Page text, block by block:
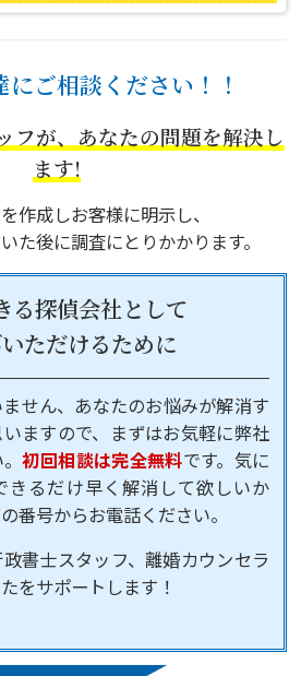
ご相談ください！！
フが、あなたの問題を解決し
ます!
作成しお客様に明示し、
た後に調査にとりかかります。
る探偵会社として
ただけるために
せん、あなたのお悩みが解消す
ますので、まずはお気軽に弊社
。初回相談は完全無料です。気に
きるだけ早く解消して欲しいか
番号からお電話ください。
書士スタッフ、離婚カウンセラ
をサポートします！